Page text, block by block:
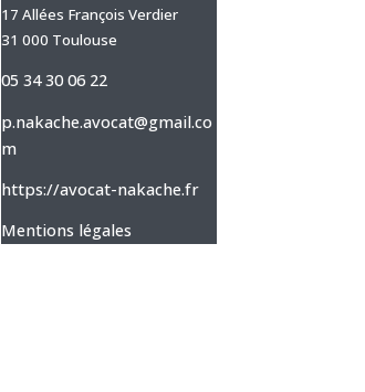
17 Allées François Verdier
31 000 Toulouse
05 34 30 06 22
p.nakache.avocat@gmail.co
m
https://avocat-nakache.fr
Mentions légales